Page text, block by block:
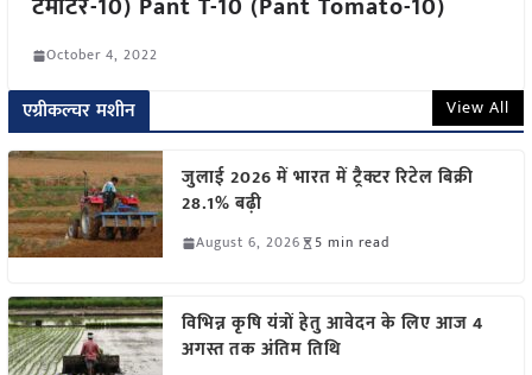
October 4, 2022
एग्रीकल्चर मशीन View All
जुलाई 2026 में भारत में ट्रैक्टर रिटेल बिक्री
28.1% बढ़ी
August 6, 2026 5 min read
विभिन्न कृषि यंत्रों हेतु आवेदन के लिए आज 4
अगस्त तक अंतिम तिथि